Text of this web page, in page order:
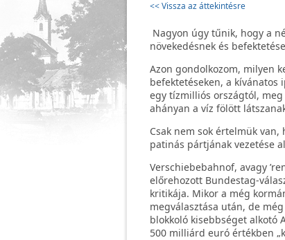
<< Vissza az áttekintésre
Nagyon úgy tűnik, hogy a
növekedésnek és
Azon gondolkozom, milyen
befektetéseken, a
egy tízmilliós országtól,
ahányan a víz fölött
Csak nem sok értelmük
patinás pártjának vezetése
Verschiebebahnof, avagy
előrehozott Bundestag-
kritikája. Mikor a még
megválasztása után, de
blokkoló kisebbséget alkotó
500 milliárd euró értékben